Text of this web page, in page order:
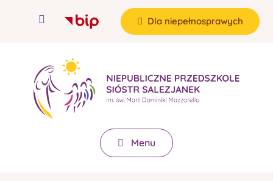
Dla niepełnosprawych
Menu